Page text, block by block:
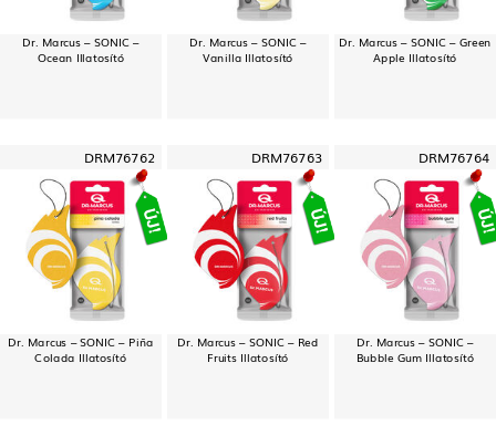
Dr. Marcus – SONIC –
Ocean Illatosító
Dr. Marcus – SONIC –
Vanilla Illatosító
Dr. Marcus – SONIC – Green
Apple Illatosító
DRM76762
Dr. Marcus – SONIC – Piña
Colada Illatosító
DRM76763
Dr. Marcus – SONIC – Red
Fruits Illatosító
DRM76764
Dr. Marcus – SONIC –
Bubble Gum Illatosító